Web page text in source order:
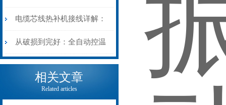
断逻辑
辑
工作原理：揭秘高效润滑的
机械密码
电缆芯线热补机接线详解：
从入门到精通
从破损到完好：全自动控温
电缆热补机的核心价值
相关文章
Related articles